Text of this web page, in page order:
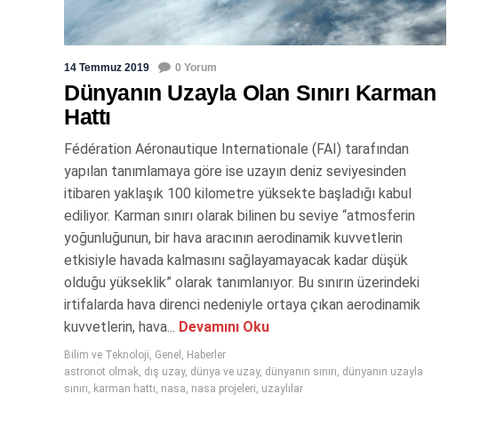
14 Temmuz 2019 0 Yorum
Dünyanın Uzayla Olan Sınırı Karman
Hattı
Fédération Aéronautique Internationale (FAI) tarafından
yapılan tanımlamaya göre ise uzayın deniz seviyesinden
itibaren yaklaşık 100 kilometre yüksekte başladığı kabul
ediliyor. Karman sınırı olarak bilinen bu seviye “atmosferin
yoğunluğunun, bir hava aracının aerodinamik kuvvetlerin
etkisiyle havada kalmasını sağlayamayacak kadar düşük
olduğu yükseklik” olarak tanımlanıyor. Bu sınırın üzerindeki
irtifalarda hava direnci nedeniyle ortaya çıkan aerodinamik
kuvvetlerin, hava... Devamını Oku
Bilim ve Teknoloji, Genel , Haberler
astronot olmak, dış uzay, dünya ve uzay, dünyanın sınırı, dünyanın uzayla
sınırı, karman hattı, nasa, nasa projeleri, uzaylılar